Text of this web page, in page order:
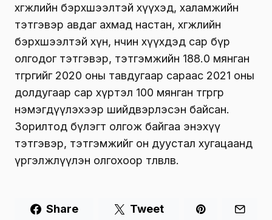
хөгжлийн бэрхшээлтэй хүүхэд, халамжийн
тэтгэвэр авдаг ахмад настан, хөгжлийн
бэрхшээлтэй хүн, өнчин хүүхдэд сар бүр
олгодог тэтгэвэр, тэтгэмжийн 188.0 мянган
төгрөгийг 2020 оны тавдугаар сараас 2021 оны
долдугаар сар хүртэл 100 мянган төгрөгөөр
нэмэгдүүлэхээр шийдвэрлэсэн байсан.
Зорилтод бүлэгт олгож байгаа энэхүү
тэтгэвэр, тэтгэмжийг он дуустал хугацаанд
үргэлжлүүлэн олгохоор төлөвлөв.
Share Tweet